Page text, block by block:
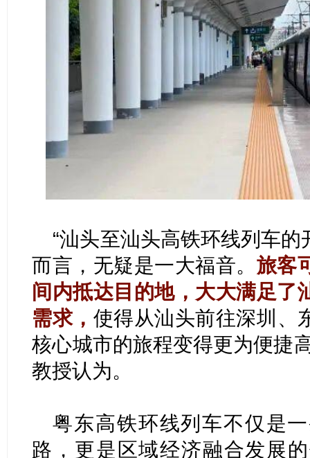
“汕头至汕头高铁环线列车
而言，无疑是一大福音。 旅客
间内抵达目的地，大大满足了
需求， 使得从汕头前往深圳、
核心城市的旅程变得更为便捷
教授认为。
粤东高铁环线列车不仅是
路，更是区域经济融合发展